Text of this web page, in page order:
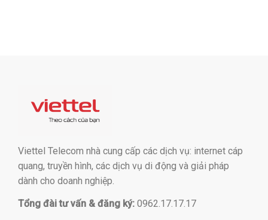
Viettel Telecom nhà cung cấp các dịch vụ: internet cáp
quang, truyền hình, các dịch vụ di động và giải pháp
dành cho doanh nghiệp.
Tổng đài tư vấn & đăng ký: 0962.17.17.17